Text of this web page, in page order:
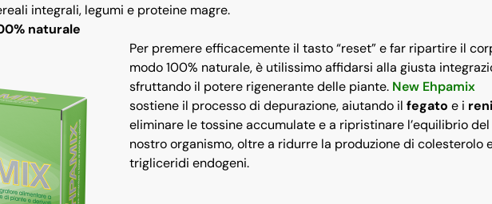
integrali, legumi e proteine magre.
naturale
Per premere efficacemente il tasto “reset” e far ripartire il
modo 100% naturale, è utilissimo affidarsi alla giusta
sfruttando il potere rigenerante delle piante. New Ehpamix
sostiene il processo di depurazione, aiutando il fegato e i reni
eliminare le tossine accumulate e a ripristinare l’equilibrio del
nostro organismo, oltre a ridurre la produzione di colesterolo
trigliceridi endogeni.